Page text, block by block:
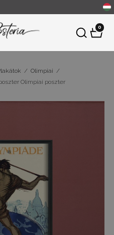
0
/ Olimpiai /
Olimpiai poszter